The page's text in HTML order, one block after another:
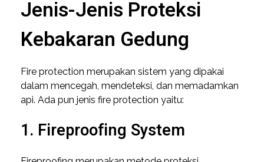
Jenis-Jenis Proteksi
Kebakaran Gedung
Fire protection merupakan sistem yang dipakai
dalam mencegah, mendeteksi, dan memadamkan
api. Ada pun jenis fire protection yaitu:
1. Fireproofing System